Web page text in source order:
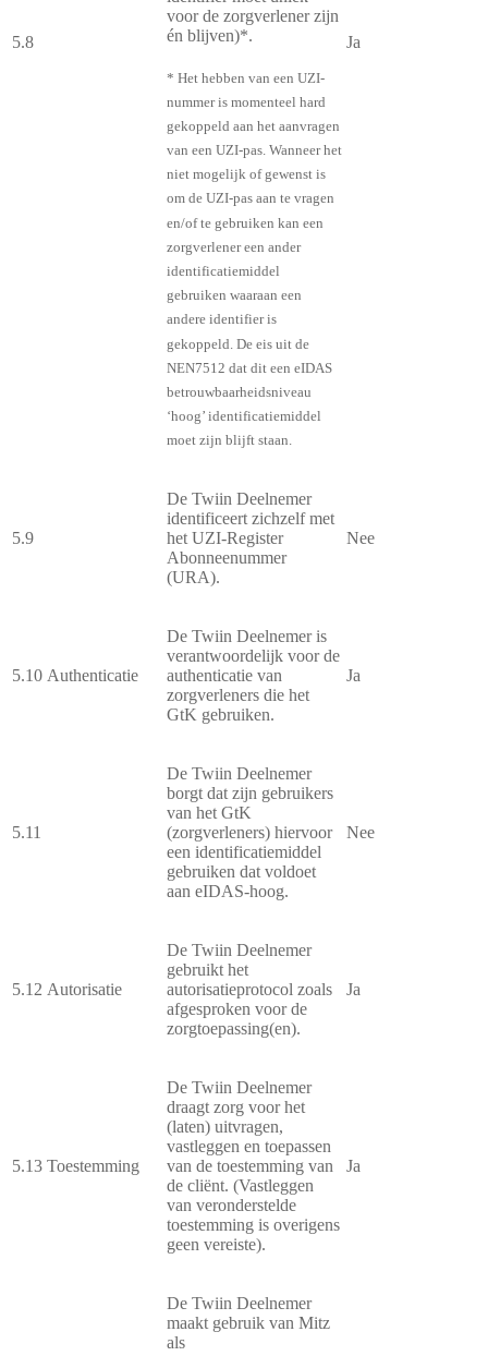
5.8
voor de zorgverlener zijn
én blijven)*.
* Het hebben van een UZI-
nummer is momenteel hard
gekoppeld aan het aanvragen
van een UZI-pas. Wanneer het
niet mogelijk of gewenst is
om de UZI-pas aan te vragen
en/of te gebruiken kan een
zorgverlener een ander
identificatiemiddel
gebruiken waaraan een
andere identifier is
gekoppeld. De eis uit de
NEN7512 dat dit een eIDAS
betrouwbaarheidsniveau
‘hoog’ identificatiemiddel
moet zijn blijft staan.
Ja
5.9
De Twiin Deelnemer
identificeert zichzelf met
het UZI-Register
Abonneenummer
(URA).
Nee
5.10 Authenticatie
De Twiin Deelnemer is
verantwoordelijk voor de
authenticatie van
zorgverleners die het
GtK gebruiken.
Ja
5.11
De Twiin Deelnemer
borgt dat zijn gebruikers
van het GtK
(zorgverleners) hiervoor
een identificatiemiddel
gebruiken dat voldoet
aan eIDAS-hoog.
Nee
5.12 Autorisatie
De Twiin Deelnemer
gebruikt het
autorisatieprotocol zoals
afgesproken voor de
zorgtoepassing(en).
Ja
5.13 Toestemming
De Twiin Deelnemer
draagt zorg voor het
(laten) uitvragen,
vastleggen en toepassen
van de toestemming van
de cliënt. (Vastleggen
van veronderstelde
toestemming is overigens
geen vereiste).
Ja
De Twiin Deelnemer
maakt gebruik van Mitz
als